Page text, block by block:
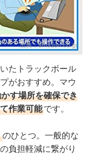
出典：amazon.co.jp
たトラックボール
がおすすめ。マウ
す場所を確保でき
作業可能です。
のひとつ。一般的な
負担軽減に繋がり